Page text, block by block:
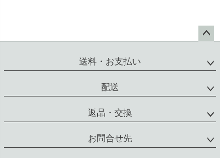
ップ
送料・お支払い
配送
返品・交換
お問合せ先